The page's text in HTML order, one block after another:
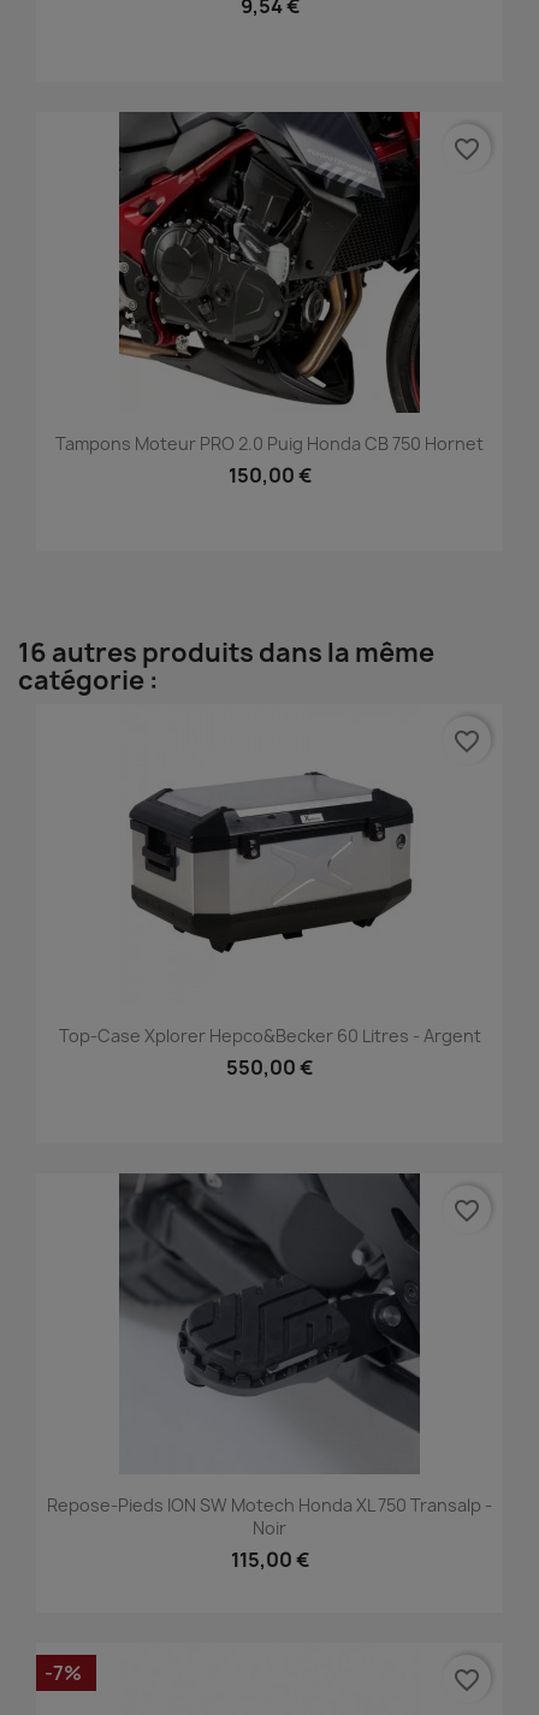
9,54 €
Tampons Moteur PRO 2.0 Puig Honda CB 750 Hornet
150,00 €
favorite_border
16 autres produits dans la même
catégorie :
Top-Case Xplorer Hepco&Becker 60 Litres - Argent
550,00 €
favorite_border
Repose-Pieds ION SW Motech Honda XL 750 Transalp -
Noir
115,00 €
favorite_border
-7% favorite_border